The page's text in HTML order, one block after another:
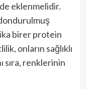
eklenmelidir.
birer protein
onların sağlıklı
sıra, renklerinin